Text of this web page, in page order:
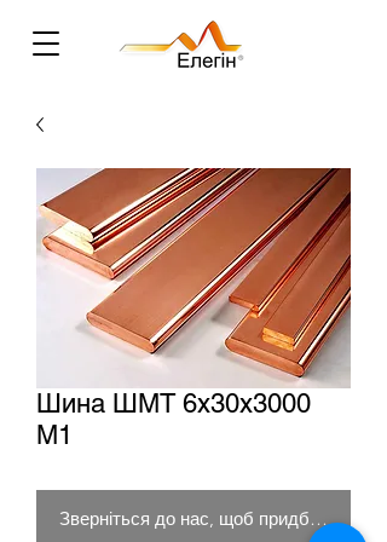
Шина ШМТ 6х30х3000
М1
Зверніться до нас, щоб придбати товар